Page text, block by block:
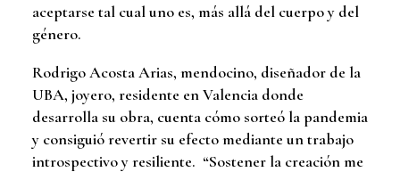
aceptarse tal cual uno es, más allá del cuerpo y del
género.
Rodrigo Acosta Arias, mendocino, diseñador de la
UBA, joyero, residente en Valencia donde
desarrolla su obra, cuenta cómo sorteó la pandemia
y consiguió revertir su efecto mediante un trabajo
introspectivo y resiliente. “Sostener la creación me